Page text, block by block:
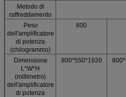
Metodo di
raffreddamento
Peso
dell'amplificatore
di potenza
(chilogrammo)
800
Dimensione
L*W*H
(millimetro)
dell'amplificatore
di potenza
800*550*1920